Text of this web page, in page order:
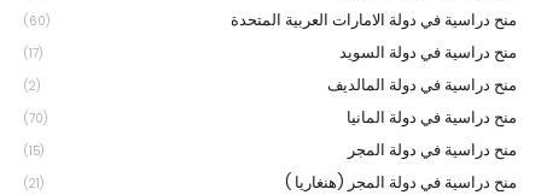
منح دراسية في دولة الامارات العربية المتحدة (60)
منح دراسية في دولة السويد (17)
منح دراسية في دولة المالديف (2)
منح دراسية في دولة المانيا (70)
منح دراسية في دولة المجر (15)
منح دراسية في دولة المجر (هنغاريا ) (21)